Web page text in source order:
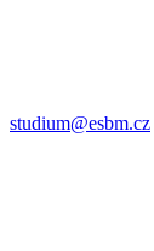
studium@esbm.cz